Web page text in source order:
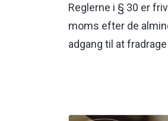
Reglerne i § 30 er
moms efter de
adgang til at